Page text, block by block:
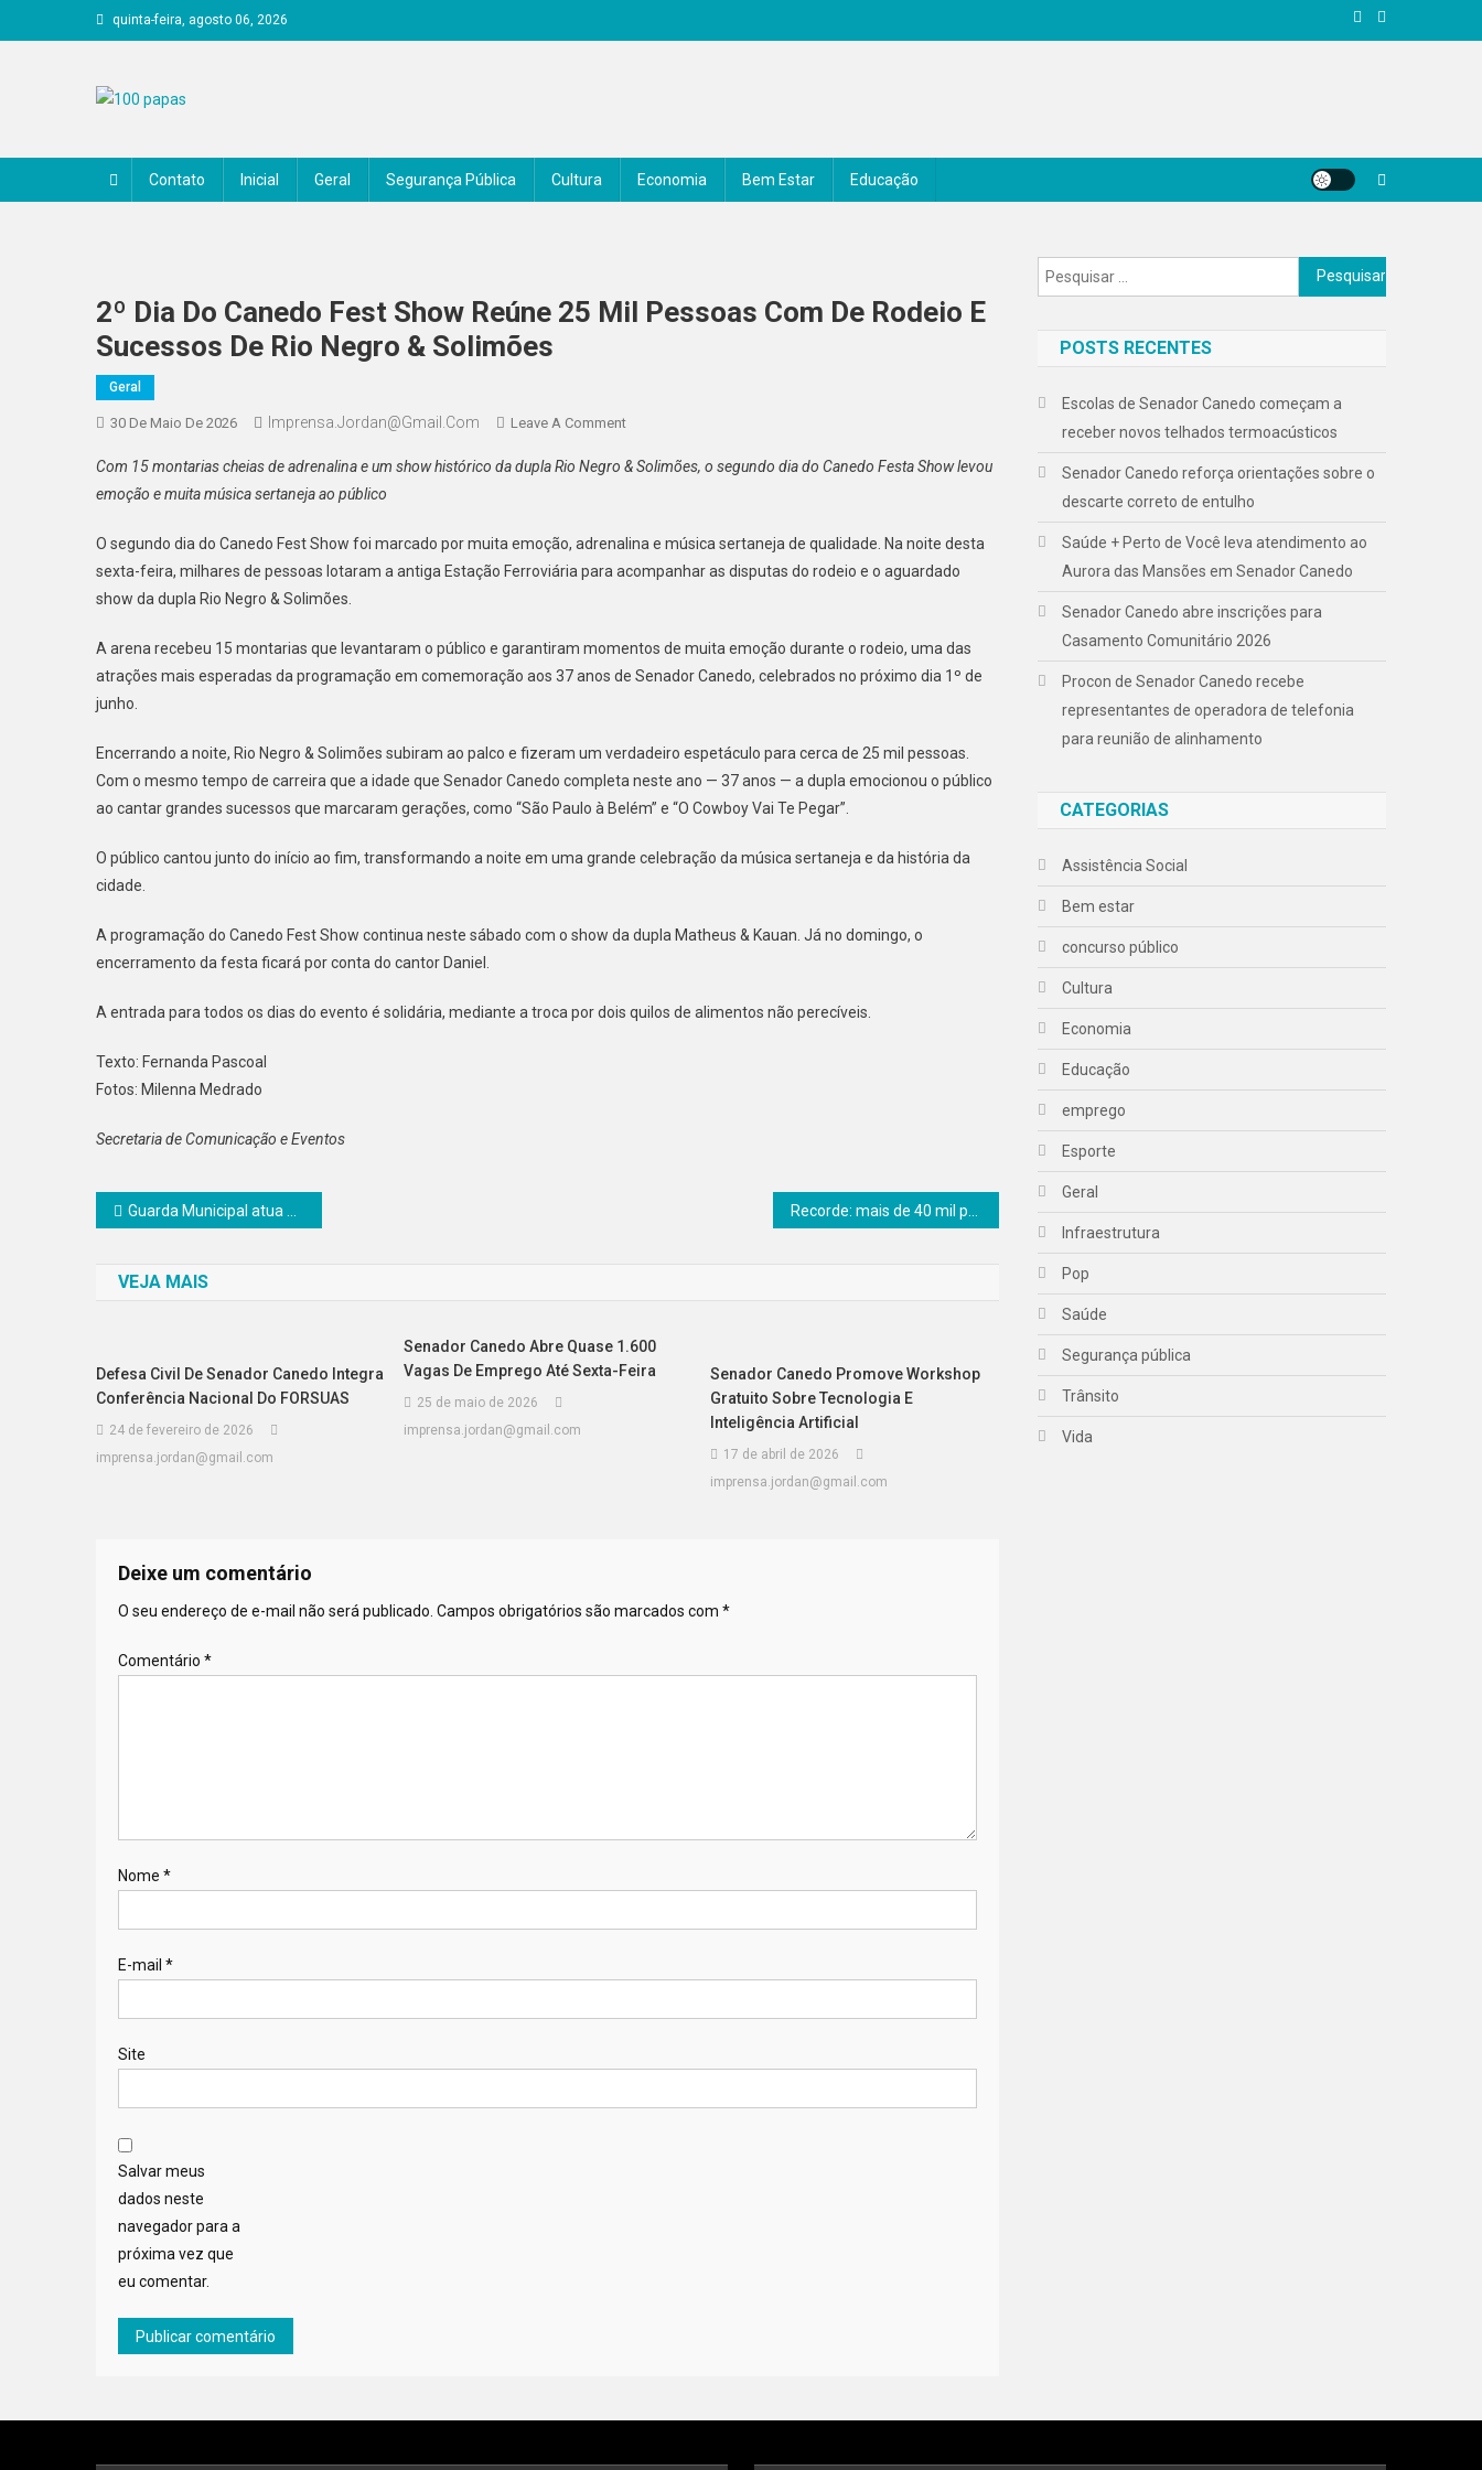
to
quinta-feira, agosto 06, 2026
Contato Inicial Geral Segurança Pública Cultura Economia Bem Estar Educação
2º Dia Do Canedo Fest Show Reúne 25 Mil Pessoas Com De Rodeio E
Sucessos De Rio Negro & Solimões
Geral
30 De Maio De 2026 Imprensa.jordan@gmail.com Leave A CommentOn
Dia
Fest
Show
Mil
Pessoas
Rodeio
E
Sucessos
Rio
Solimões
Com 15 montarias cheias de adrenalina e um show histórico da dupla Rio Negro & Solimões, o segundo dia do Canedo Festa Show levou
emoção e muita música sertaneja ao público
O segundo dia do Canedo Fest Show foi marcado por muita emoção, adrenalina e música sertaneja de qualidade. Na noite desta
sexta-feira, milhares de pessoas lotaram a antiga Estação Ferroviária para acompanhar as disputas do rodeio e o aguardado
show da dupla Rio Negro & Solimões.
A arena recebeu 15 montarias que levantaram o público e garantiram momentos de muita emoção durante o rodeio, uma das
atrações mais esperadas da programação em comemoração aos 37 anos de Senador Canedo, celebrados no próximo dia 1º de
junho.
Encerrando a noite, Rio Negro & Solimões subiram ao palco e fizeram um verdadeiro espetáculo para cerca de 25 mil pessoas.
Com o mesmo tempo de carreira que a idade que Senador Canedo completa neste ano — 37 anos — a dupla emocionou o público
ao cantar grandes sucessos que marcaram gerações, como “São Paulo à Belém” e “O Cowboy Vai Te Pegar”.
O público cantou junto do início ao fim, transformando a noite em uma grande celebração da música sertaneja e da história da
cidade.
A programação do Canedo Fest Show continua neste sábado com o show da dupla Matheus & Kauan. Já no domingo, o
encerramento da festa ficará por conta do cantor Daniel.
A entrada para todos os dias do evento é solidária, mediante a troca por dois quilos de alimentos não perecíveis.
Texto: Fernanda Pascoal
Fotos: Milenna Medrado
Secretaria de Comunicação e Eventos
Navegação
Post
Guarda Municipal atua contra ingressos falsificados no Canedo Fest Show
VEJA MAIS
Defesa Civil De Senador Canedo Integra
Conferência Nacional Do FORSUAS
24 de fevereiro de 2026
imprensa.jordan@gmail.com
Senador Canedo Abre Quase 1.600
Vagas De Emprego Até Sexta-Feira
25 de maio de 2026
imprensa.jordan@gmail.com
Senador Canedo Promove Workshop
Gratuito Sobre Tecnologia E
Inteligência Artificial
17 de abril de 2026
imprensa.jordan@gmail.com
Deixe um comentário
O seu endereço de e-mail não será publicado. Campos obrigatórios são marcados com *
Comentário *
Nome *
E-mail *
Site
Salvar meus
dados neste
navegador para a
próxima vez que
eu comentar.
Pesquisar
por:
POSTS RECENTES
Escolas de Senador Canedo começam a
receber novos telhados termoacústicos
Senador Canedo reforça orientações sobre o
descarte correto de entulho
Saúde + Perto de Você leva atendimento ao
Aurora das Mansões em Senador Canedo
Senador Canedo abre inscrições para
Casamento Comunitário 2026
Procon de Senador Canedo recebe
representantes de operadora de telefonia
para reunião de alinhamento
CATEGORIAS
Assistência Social
Bem estar
concurso público
Cultura
Economia
Educação
emprego
Esporte
Geral
Infraestrutura
Pop
Saúde
Segurança pública
Trânsito
Vida